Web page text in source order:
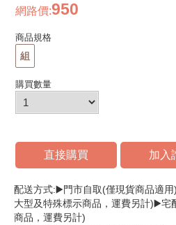
網路價:950
商品規格
組
購買數量
直接購買 加入
配送方式:▶️門市自取(僅現貨商品適
大型及特殊標示商品，運費另計)▶️宅
商品，運費另計)